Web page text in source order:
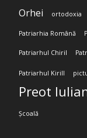
Orhei ortodoxia
Patriarhia Română
Patriarhul Chiril
Patriarhul Kirill
Preot
Școală